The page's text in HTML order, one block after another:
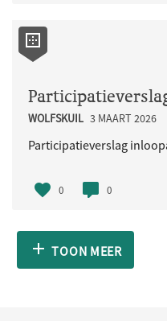
WOLFSKUIL 3 MAART 2026
0 0
TOON MEER